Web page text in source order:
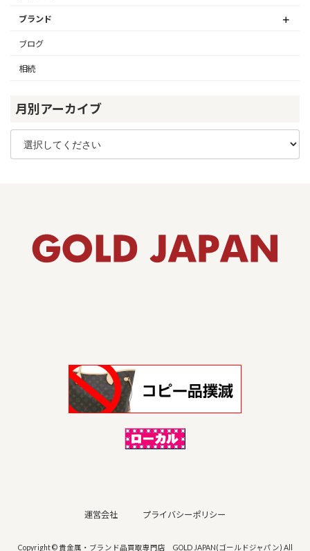
ブランド
ブログ
相続
月別アーカイブ
運営会社 プライバシーポリシー
Copyright © 貴金属・ブランド品買取専門店 GOLD JAPAN(ゴールドジャパン) All